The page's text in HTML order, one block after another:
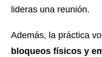
lideras una reunión.
Además, la práctica
bloqueos físicos y